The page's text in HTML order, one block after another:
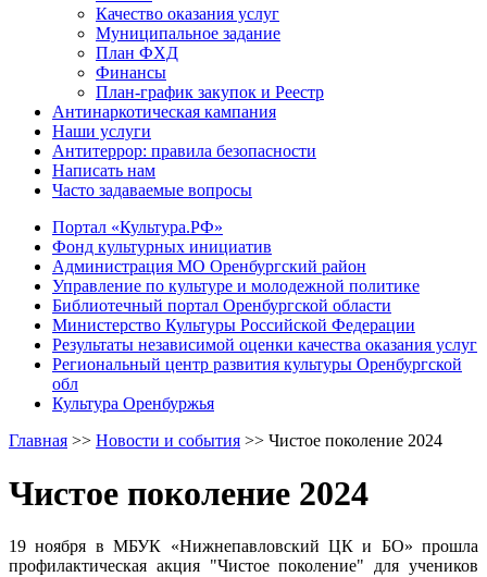
Качество оказания услуг
Муниципальное задание
План ФХД
Финансы
План-график закупок и Реестр
Антинаркотическая кампания
Наши услуги
Антитеррор: правила безопасности
Написать нам
Часто задаваемые вопросы
Портал «Культура.РФ»
Фонд культурных инициатив
Администрация МО Оренбургский район
Управление по культуре и молодежной политике
Библиотечный портал Оренбургской области
Министерство Культуры Российской Федерации
Результаты независимой оценки качества оказания услуг
Региональный центр развития культуры Оренбургской
обл
Культура Оренбуржья
Главная >> Новости и события >> Чистое поколение 2024
Чистое поколение 2024
19 ноября в МБУК «Нижнепавловский ЦК и БО» прошла
профилактическая акция "Чистое поколение" для учеников